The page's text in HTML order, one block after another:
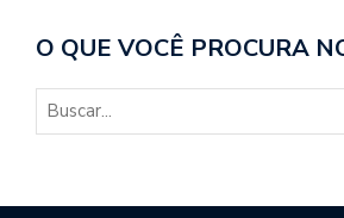
O QUE VOCÊ PROCURA